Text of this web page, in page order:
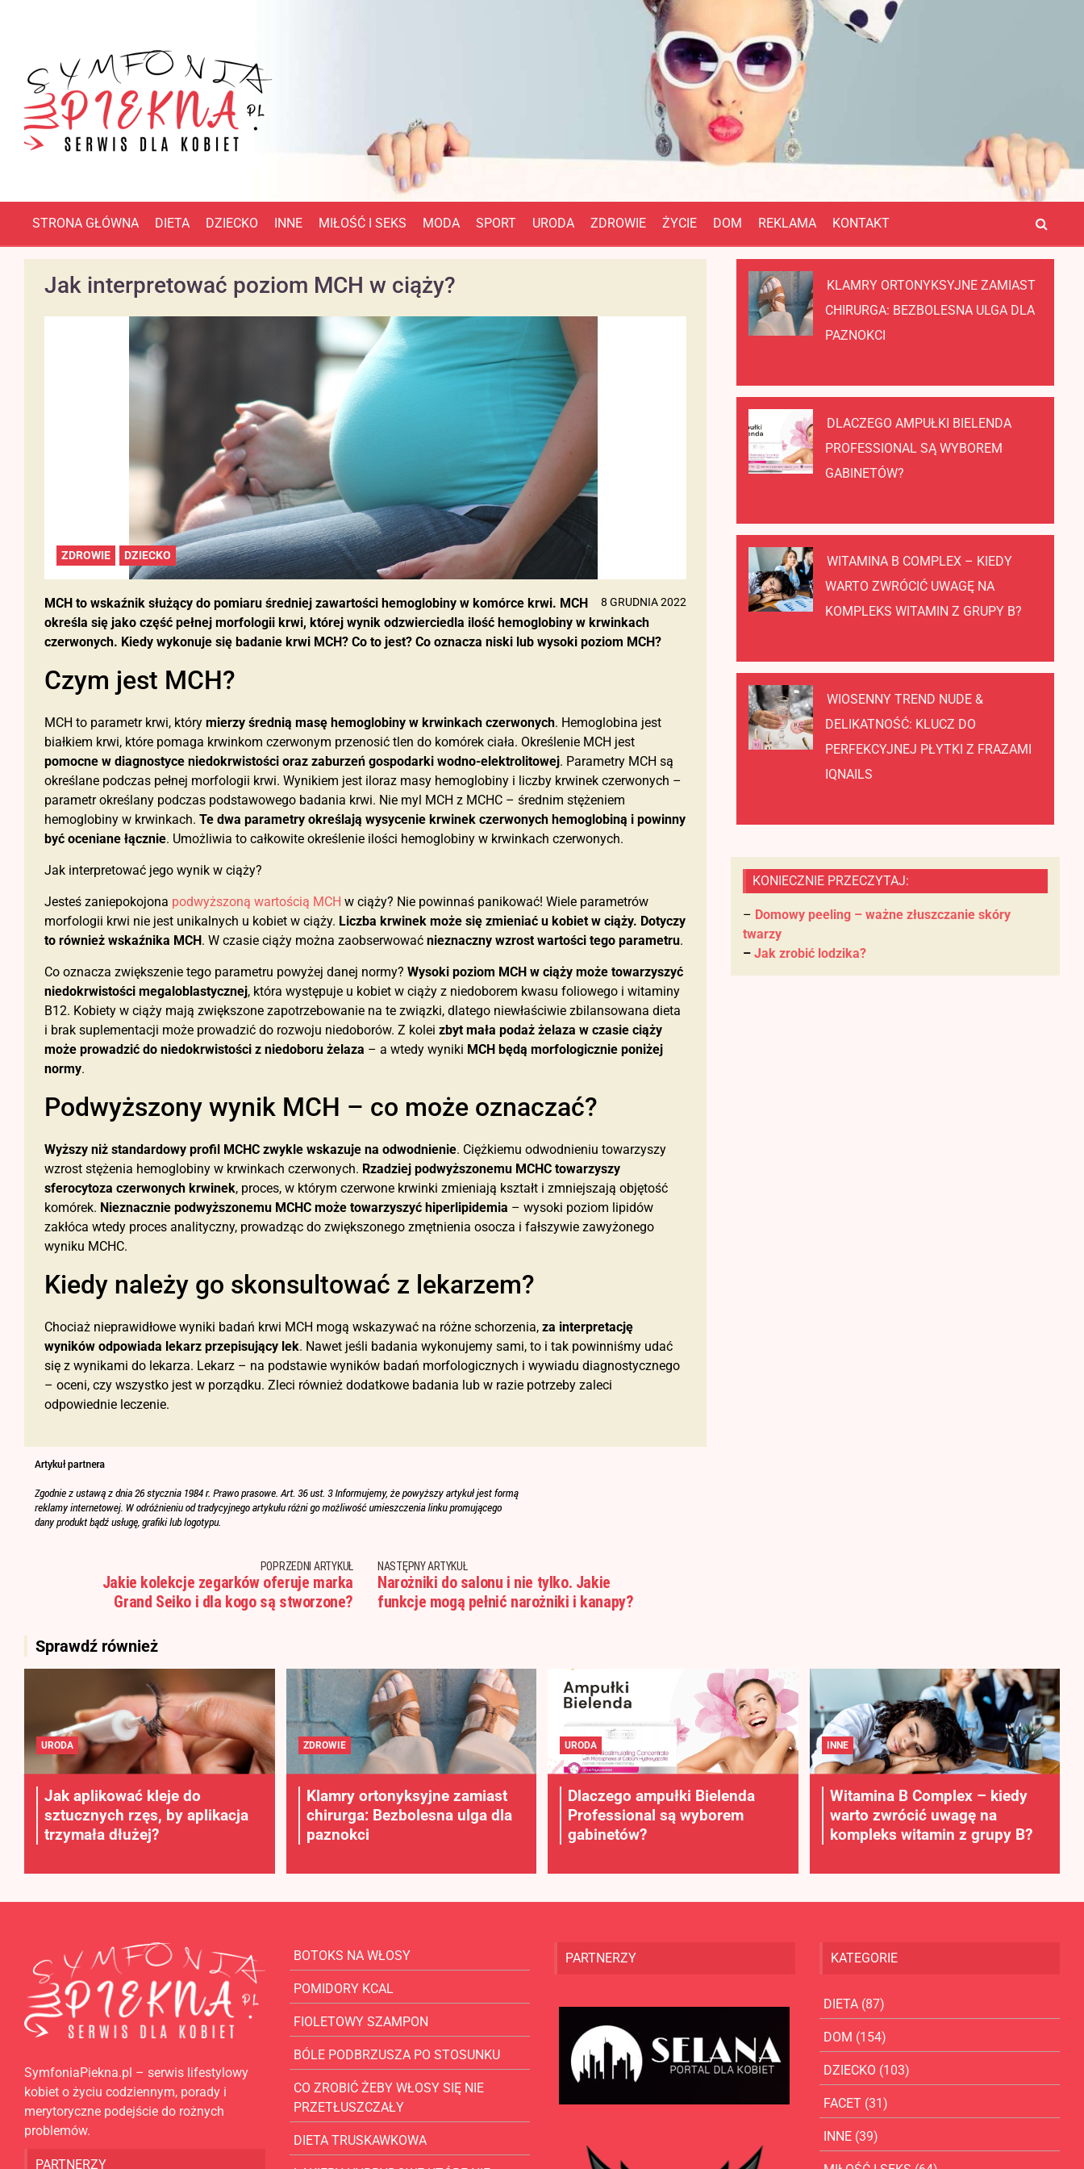
STRONA GŁÓWNA DIETA DZIECKO INNE MIŁOŚĆ I SEKS MODA SPORT URODA ZDROWIE ŻYCIE DOM REKLAMA KONTAKT
Jak interpretować poziom MCH w ciąży?
DZIECKO
ZDROWIE
8 GRUDNIA 2022
MCH to wskaźnik służący do pomiaru średniej zawartości hemoglobiny w komórce krwi. MCH
określa się jako część pełnej morfologii krwi, której wynik odzwierciedla ilość hemoglobiny w krwinkach
czerwonych. Kiedy wykonuje się badanie krwi MCH? Co to jest? Co oznacza niski lub wysoki poziom MCH?
Czym jest MCH?
MCH to parametr krwi, który mierzy średnią masę hemoglobiny w krwinkach czerwonych. Hemoglobina jest
białkiem krwi, które pomaga krwinkom czerwonym przenosić tlen do komórek ciała. Określenie MCH jest
pomocne w diagnostyce niedokrwistości oraz zaburzeń gospodarki wodno-elektrolitowej. Parametry MCH są
określane podczas pełnej morfologii krwi. Wynikiem jest iloraz masy hemoglobiny i liczby krwinek czerwonych –
parametr określany podczas podstawowego badania krwi. Nie myl MCH z MCHC – średnim stężeniem
hemoglobiny w krwinkach. Te dwa parametry określają wysycenie krwinek czerwonych hemoglobiną i powinny
być oceniane łącznie. Umożliwia to całkowite określenie ilości hemoglobiny w krwinkach czerwonych.
Jak interpretować jego wynik w ciąży?
Jesteś zaniepokojona podwyższoną wartością MCH w ciąży? Nie powinnaś panikować! Wiele parametrów
morfologii krwi nie jest unikalnych u kobiet w ciąży. Liczba krwinek może się zmieniać u kobiet w ciąży. Dotyczy
to również wskaźnika MCH . W czasie ciąży można zaobserwować nieznaczny wzrost wartości tego parametru.
Co oznacza zwiększenie tego parametru powyżej danej normy? Wysoki poziom MCH w ciąży może towarzyszyć
niedokrwistości megaloblastycznej, która występuje u kobiet w ciąży z niedoborem kwasu foliowego i witaminy
B12. Kobiety w ciąży mają zwiększone zapotrzebowanie na te związki, dlatego niewłaściwie zbilansowana dieta
i brak suplementacji może prowadzić do rozwoju niedoborów. Z kolei zbyt mała podaż żelaza w czasie ciąży
może prowadzić do niedokrwistości z niedoboru żelaza – a wtedy wyniki MCH będą morfologicznie poniżej
normy.
Podwyższony wynik MCH – co może oznaczać?
Wyższy niż standardowy profil MCHC zwykle wskazuje na odwodnienie. Ciężkiemu odwodnieniu towarzyszy
wzrost stężenia hemoglobiny w krwinkach czerwonych. Rzadziej podwyższonemu MCHC towarzyszy
sferocytoza czerwonych krwinek, proces, w którym czerwone krwinki zmieniają kształt i zmniejszają objętość
komórek. Nieznacznie podwyższonemu MCHC może towarzyszyć hiperlipidemia – wysoki poziom lipidów
zakłóca wtedy proces analityczny, prowadząc do zwiększonego zmętnienia osocza i fałszywie zawyżonego
wyniku MCHC.
Kiedy należy go skonsultować z lekarzem?
Chociaż nieprawidłowe wyniki badań krwi MCH mogą wskazywać na różne schorzenia, za interpretację
wyników odpowiada lekarz przepisujący lek. Nawet jeśli badania wykonujemy sami, to i tak powinniśmy udać
się z wynikami do lekarza. Lekarz – na podstawie wyników badań morfologicznych i wywiadu diagnostycznego
– oceni, czy wszystko jest w porządku. Zleci również dodatkowe badania lub w razie potrzeby zaleci
odpowiednie leczenie.
POPRZEDNI ARTYKUŁ
Jakie kolekcje zegarków oferuje marka
Grand Seiko i dla kogo są stworzone?
NASTĘPNY ARTYKUŁ
Narożniki do salonu i nie tylko. Jakie
funkcje mogą pełnić narożniki i kanapy?
KLAMRY ORTONYKSYJNE ZAMIAST
CHIRURGA: BEZBOLESNA ULGA DLA
PAZNOKCI
DLACZEGO AMPUŁKI BIELENDA
PROFESSIONAL SĄ WYBOREM
GABINETÓW?
WITAMINA B COMPLEX – KIEDY
WARTO ZWRÓCIĆ UWAGĘ NA
KOMPLEKS WITAMIN Z GRUPY B?
WIOSENNY TREND NUDE &
DELIKATNOŚĆ: KLUCZ DO
PERFEKCYJNEJ PŁYTKI Z FRAZAMI
IQNAILS
KONIECZNIE PRZECZYTAJ:
– Domowy peeling – ważne złuszczanie skóry
twarzy
– Jak zrobić lodzika?
Sprawdź również
URODA
Jak aplikować kleje do
sztucznych rzęs, by aplikacja
trzymała dłużej?
ZDROWIE
Klamry ortonyksyjne zamiast
chirurga: Bezbolesna ulga dla
paznokci
URODA
Dlaczego ampułki Bielenda
Professional są wyborem
gabinetów?
INNE
Witamina B Complex – kiedy
warto zwrócić uwagę na
kompleks witamin z grupy B?
SymfoniaPiekna.pl – serwis lifestylowy
kobiet o życiu codziennym, porady i
merytoryczne podejście do rożnych
problemów.
PARTNERZY
BOTOKS NA WŁOSY
POMIDORY KCAL
FIOLETOWY SZAMPON
BÓLE PODBRZUSZA PO STOSUNKU
CO ZROBIĆ ŻEBY WŁOSY SIĘ NIE
PRZETŁUSZCZAŁY
DIETA TRUSKAWKOWA
PARTNERZY KATEGORIE
DIETA(87)
DOM (154)
DZIECKO (103)
FACET(31)
INNE(39)